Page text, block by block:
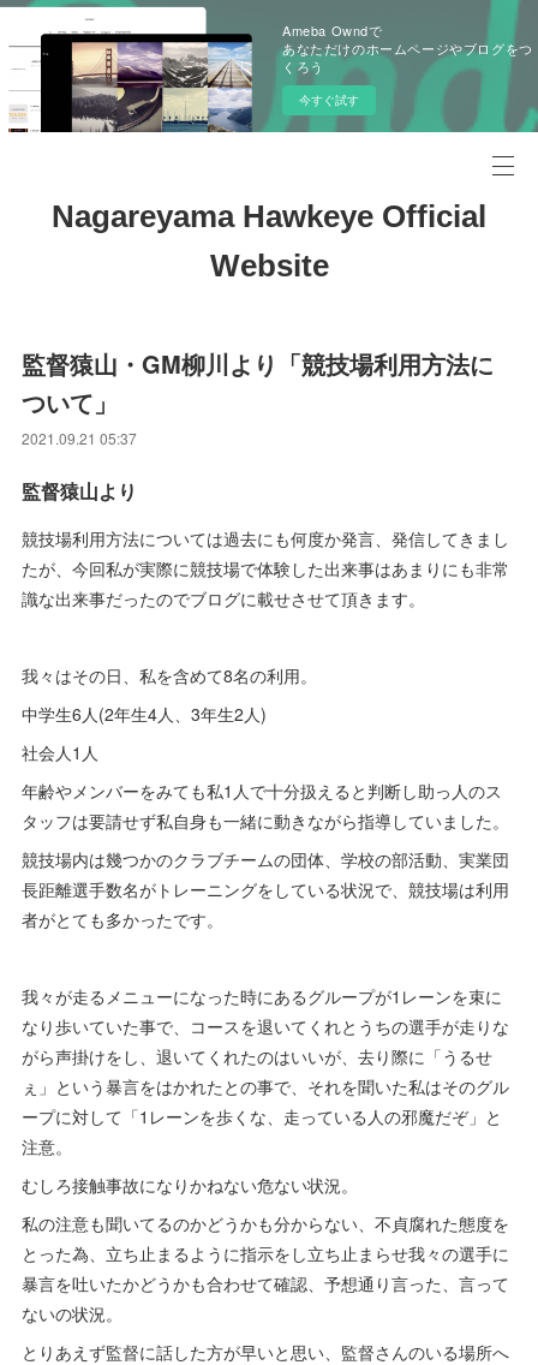
Ameba Owndで
あなただけのホームページやブログをつ
くろう
今すぐ試す
Nagareyama Hawkeye Official
Website
監督猿山・GM柳川より「競技場利用方法に
ついて」
2021.09.21 05:37
監督猿山より
競技場利用方法については過去にも何度か発言、発信してきまし
たが、今回私が実際に競技場で体験した出来事はあまりにも非常
識な出来事だったのでブログに載せさせて頂きます。
我々はその日、私を含めて8名の利用。
中学生6人(2年生4人、3年生2人)
社会人1人
年齢やメンバーをみても私1人で十分扱えると判断し助っ人のス
タッフは要請せず私自身も一緒に動きながら指導していました。
競技場内は幾つかのクラブチームの団体、学校の部活動、実業団
長距離選手数名がトレーニングをしている状況で、競技場は利用
者がとても多かったです。
我々が走るメニューになった時にあるグループが1レーンを束に
なり歩いていた事で、コースを退いてくれとうちの選手が走りな
がら声掛けをし、退いてくれたのはいいが、去り際に「うるせ
ぇ」という暴言をはかれたとの事で、それを聞いた私はそのグル
ープに対して「1レーンを歩くな、走っている人の邪魔だぞ」と
注意。
むしろ接触事故になりかねない危ない状況。
私の注意も聞いてるのかどうかも分からない、不貞腐れた態度を
とった為、立ち止まるように指示をし立ち止まらせ我々の選手に
暴言を吐いたかどうかも合わせて確認、予想通り言った、言って
ないの状況。
とりあえず監督に話した方が早いと思い、監督さんのいる場所へ